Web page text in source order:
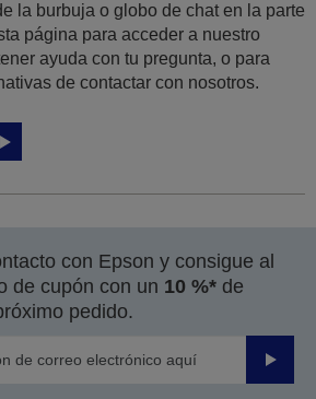
la burbuja o globo de chat en la parte
página para acceder a nuestro
ayuda con tu pregunta, o para
de contactar con nosotros.
con Epson y consigue al
de cupón con un 10 %* de
pedido.
Enviar